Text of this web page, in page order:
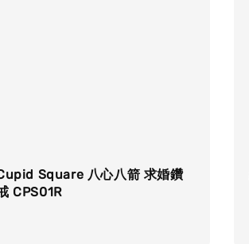
Square 八心八箭 求婚鑽
CPS01R